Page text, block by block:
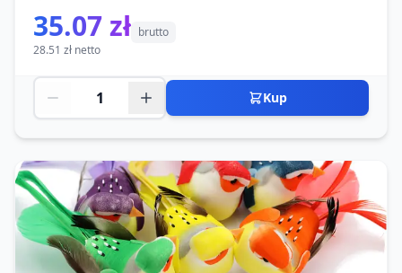
35.07 zł brutto
28.51 zł netto
Kup